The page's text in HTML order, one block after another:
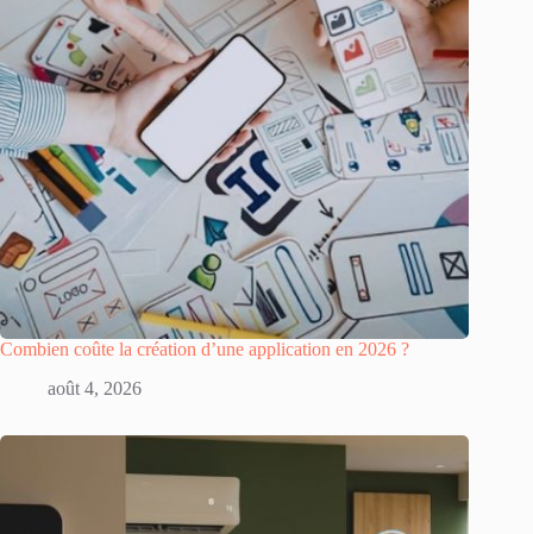
Combien coûte la création d’une application en 2026 ?
août 4, 2026